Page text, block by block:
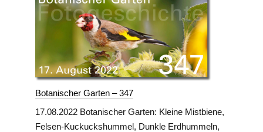
Botanischer Garten – 347
17.08.2022 Botanischer Garten: Kleine Mistbiene,
Felsen-Kuckuckshummel, Dunkle Erdhummeln,